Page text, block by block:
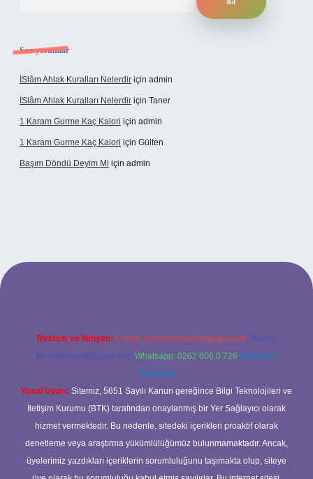
Son yorumlar
İSlâm Ahlak Kuralları Nelerdir için admin
İSlâm Ahlak Kuralları Nelerdir için Taner
1 Karam Gurme Kaç Kalori için admin
1 Karam Gurme Kaç Kalori için Gülten
Başım Döndü Deyim Mi için admin
Reklam ve İletişim: E-mail: backlinkpaneli@gmail.com Teams:
forumhizmeti@gmail.com Whatsapp: 0262 606 0 726 Telegram:
@karabul
Yasal Uyarı: Sitemiz, 5651 Sayılı Kanun gereğince Bilgi Teknolojileri ve
İletişim Kurumu (BTK) tarafından onaylanmış bir Yer Sağlayıcı olarak
hizmet vermektedir. Bu nedenle, sitedeki içerikleri proaktif olarak
denetleme veya araştırma yükümlülüğümüz bulunmamaktadır. Ancak,
üyelerimiz yazdıkları içeriklerin sorumluluğunu taşımakta olup, siteye